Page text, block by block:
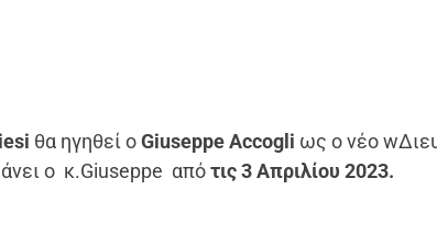
θα ηγηθεί οGiuseppe Accogli ως o νέο
ο κ.Giuseppe απότις 3 Απριλίου 2023.